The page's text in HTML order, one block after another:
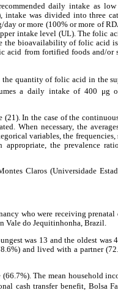
daily intake as
was divided into three
or more (100% or more of
intake level (UL). The folic
the bioavailability of folic acid
acid from fortified foods and/or
the quantity of folic acid in the
a daily intake of 400 μg
In the case of the
When necessary, the
variables, the
the prevalence
Claros (Universidade
who were receiving prenatal
Vale do Jequitinhonha, Brazil.
was 13 and the oldest was
and lived with a partner
The mean household
cash transfer benefit, Bolsa